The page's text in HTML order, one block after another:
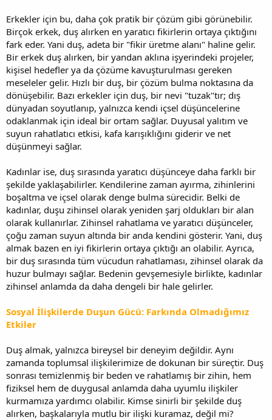
Erkekler için bu, daha çok pratik bir çözüm gibi görünebilir.
Birçok erkek, duş alırken en yaratıcı fikirlerin ortaya çıktığını
fark eder. Yani duş, adeta bir "fikir üretme alanı" haline gelir.
Bir erkek duş alırken, bir yandan aklına işyerindeki projeler,
kişisel hedefler ya da çözüme kavuşturulması gereken
meseleler gelir. Hızlı bir duş, bir çözüm bulma noktasına da
dönüşebilir. Bazı erkekler için duş, bir nevi "tuzak"tır; dış
dünyadan soyutlanıp, yalnızca kendi içsel düşüncelerine
odaklanmak için ideal bir ortam sağlar. Duyusal yalıtım ve
suyun rahatlatıcı etkisi, kafa karışıklığını giderir ve net
düşünmeyi sağlar.
Kadınlar ise, duş sırasında yaratıcı düşünceye daha farklı bir
şekilde yaklaşabilirler. Kendilerine zaman ayırma, zihinlerini
boşaltma ve içsel olarak denge bulma sürecidir. Belki de
kadınlar, duşu zihinsel olarak yeniden şarj oldukları bir alan
olarak kullanırlar. Zihinsel rahatlama ve yaratıcı düşünceler,
çoğu zaman suyun altında bir anda kendini gösterir. Yani, duş
almak bazen en iyi fikirlerin ortaya çıktığı an olabilir. Ayrıca,
bir duş sırasında tüm vücudun rahatlaması, zihinsel olarak da
huzur bulmayı sağlar. Bedenin gevşemesiyle birlikte, kadınlar
zihinsel anlamda da daha dengeli bir hale gelirler.
Sosyal İlişkilerde Duşun Gücü: Farkında Olmadığımız
Etkiler
Duş almak, yalnızca bireysel bir deneyim değildir. Aynı
zamanda toplumsal ilişkilerimize de dokunan bir süreçtir. Duş
sonrası temizlenmiş bir beden ve rahatlamış bir zihin, hem
fiziksel hem de duygusal anlamda daha uyumlu ilişkiler
kurmamıza yardımcı olabilir. Kimse sinirli bir şekilde duş
alırken, başkalarıyla mutlu bir ilişki kuramaz, değil mi?